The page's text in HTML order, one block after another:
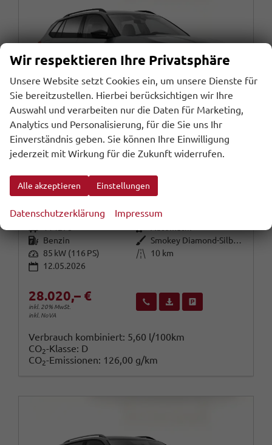
Skoda Kamiq
Kraftstoff Benzin Außenfarbe
Smokey Diamond-Silber Metallic /
Leistung 85 kW (116 PS) Kilometerstand
10 km
12.05.2026
28.020,– €
inkl. 20% MwSt.
inkl. NoVA
Wir rufen Sie anFahrzeugexposé (PDF)
Verbrauch kombiniert: 5,60 l/100km
CO2-Klasse: D
CO2-Emissionen: 126,00 g/km
Wir respektieren Ihre Privatsphäre
Unsere Website setzt Cookies ein, um unsere Dienste für
Sie bereitzustellen. Hierbei berücksichtigen wir Ihre
Auswahl und verarbeiten nur die Daten für Marketing,
Analytics und Personalisierung, für die Sie uns Ihr
Einverständnis geben. Sie können Ihre Einwilligung
jederzeit mit Wirkung für die Zukunft widerrufen.
Alle akzeptieren Einstellungen
Datenschutzerklärung Impressum